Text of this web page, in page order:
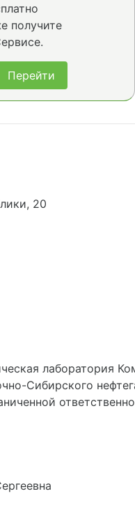
получите
Перейти
20
лаборатория
Сибирского